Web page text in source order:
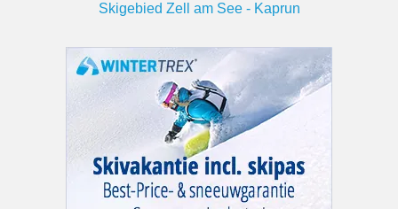
Skigebied Zell am See - Kaprun